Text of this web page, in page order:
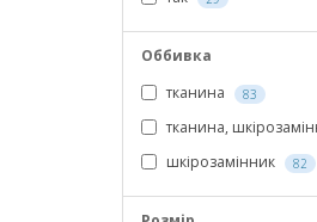
Оббивка
тканина
83
тканина,
шкірозамінник 82